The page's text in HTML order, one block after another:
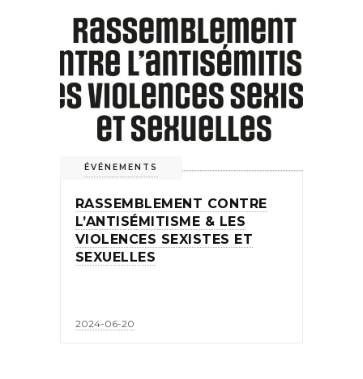
ÉVÉNEMENTS
RASSEMBLEMENT CONTRE
L’ANTISÉMITISME & LES
VIOLENCES SEXISTES ET
SEXUELLES
2024-06-20